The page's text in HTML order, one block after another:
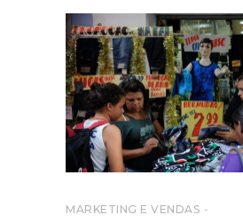
MARKETING E VENDAS